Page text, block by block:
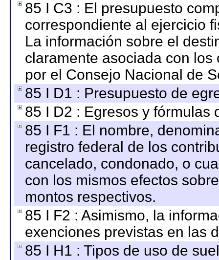
85 I C3 : El presupuesto
correspondiente al ejercicio
La información sobre el
claramente asociada con
por el Consejo Nacional de
85 I D1 : Presupuesto de
85 I D2 : Egresos y fórmulas
85 I F1 : El nombre,
registro federal de los
cancelado, condonado, o
con los mismos efectos
montos respectivos.
85 I F2 : Asimismo, la
exenciones previstas en las
85 I H1 : Tipos de uso de